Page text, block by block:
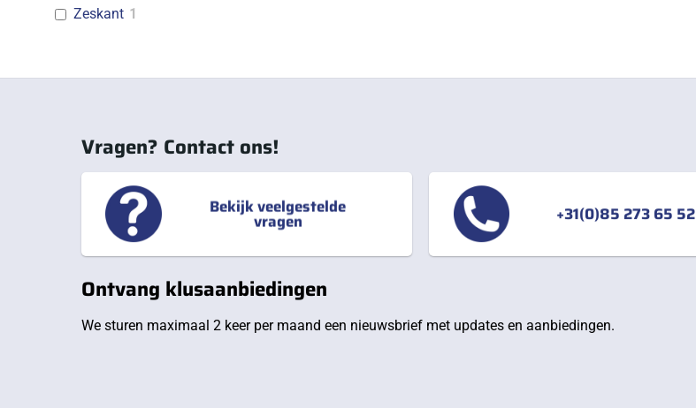
Zeskant 1
Vragen? Contact ons!
Bekijk veelgestelde
vragen +31(0)85 273 65 52
Ontvang klusaanbiedingen
We sturen maximaal 2 keer per maand een nieuwsbrief met updates en aanbiedingen.